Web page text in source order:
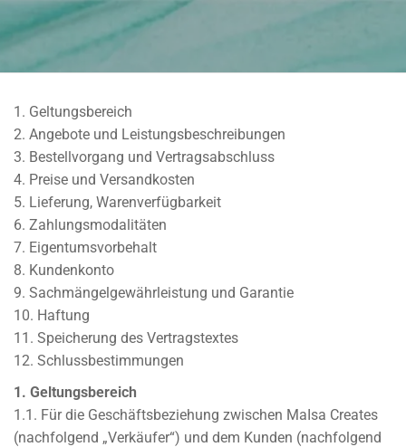
1. Geltungsbereich
2. Angebote und Leistungsbeschreibungen
3. Bestellvorgang und Vertragsabschluss
4. Preise und Versandkosten
5. Lieferung, Warenverfügbarkeit
6. Zahlungsmodalitäten
7. Eigentumsvorbehalt
8. Kundenkonto
9. Sachmängelgewährleistung und Garantie
10. Haftung
11. Speicherung des Vertragstextes
12. Schlussbestimmungen
1. Geltungsbereich
1.1. Für die Geschäftsbeziehung zwischen MaIsa Creates
(nachfolgend „Verkäufer“) und dem Kunden (nachfolgend